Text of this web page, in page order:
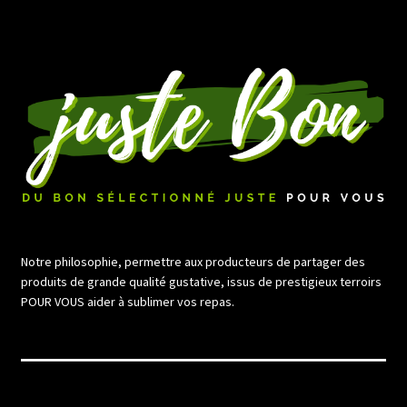
Notre philosophie, permettre aux producteurs de partager des
produits de grande qualité gustative, issus de prestigieux terroirs
POUR VOUS aider à sublimer vos repas.